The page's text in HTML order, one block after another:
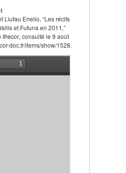
Liufau Enelio, “Les récifs
et Futuna en 2011,”
Ifrecor, consulté le 9 août
doc.fr/items/show/1528.